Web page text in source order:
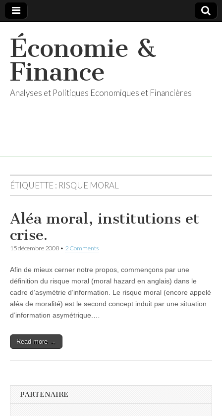
Économie &
Finance
Analyses et Politiques Economiques et Financières
ÉTIQUETTE : RISQUE MORAL
Aléa moral, institutions et
crise.
15 décembre 2008 • 2 Comments
Afin de mieux cerner notre propos, commençons par une
définition du risque moral (moral hazard en anglais) dans le
cadre d’asymétrie d’information. Le risque moral (encore appelé
aléa de moralité) est le second concept induit par une situation
d’information asymétrique.…
Read more →
PARTENAIRE